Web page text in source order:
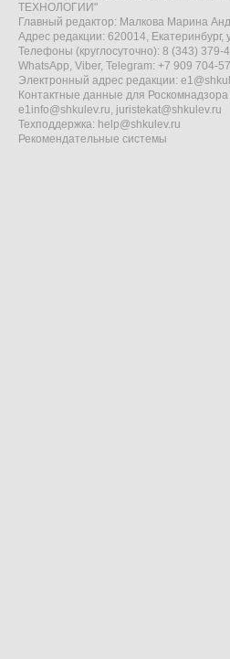
ТЕХНОЛОГИИ"
Главный редактор: Малкова Марина
Адрес редакции: 620014,
Телефоны (круглосуточно): 8 (343) 379-
WhatsApp, Viber, Telegram: +7 909 704-
Электронный адрес редакции:
Контактные данные для Роскомнадзора
e1info@shkulev.ru, juristekat@shkulev.ru
Техподдержка: help@shkulev.ru
Рекомендательные системы